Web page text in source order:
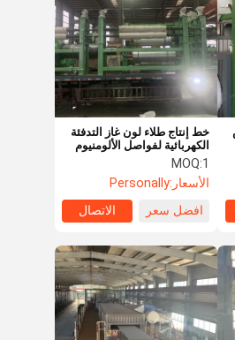
خط إنتاج طلاء لون غاز التدفئة
الكهربائية لفواصل الألومنيوم
MOQ:1
الأسعار:Personally
افضل سعر
الاتصال